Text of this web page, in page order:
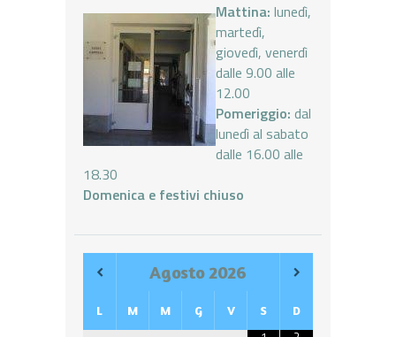
Mattina: lunedì,
martedì,
giovedì, venerdì
dalle 9.00 alle
12.00
Pomeriggio: dal
lunedì al sabato
dalle 16.00 alle
18.30
Domenica e festivi chiuso
Agosto2026
L M M G V S D